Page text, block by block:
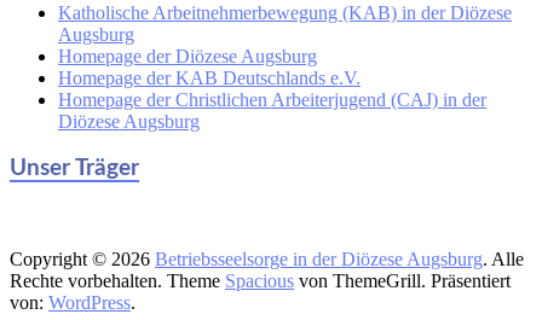
Katholische Arbeitnehmerbewegung (KAB) in der Diözese
Augsburg
Homepage der Diözese Augsburg
Homepage der KAB Deutschlands e.V.
Homepage der Christlichen Arbeiterjugend (CAJ) in der
Diözese Augsburg
Unser Träger
Copyright © 2026 Betriebsseelsorge in der Diözese Augsburg. Alle
Rechte vorbehalten. Theme Spacious von ThemeGrill. Präsentiert
von: WordPress.